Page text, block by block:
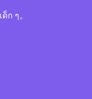
ๆ。